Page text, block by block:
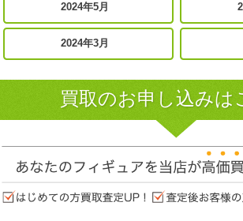
2024年5月
2024年3月
買取のお申し込みは